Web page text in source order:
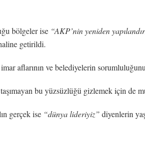
bölgeler ise “AKP’nin yeniden
getirildi.
aflarının ve belediyelerin
bu yüzsüzlüğü gizlemek için de
gerçek ise “dünya lideriyiz” diyenlerin